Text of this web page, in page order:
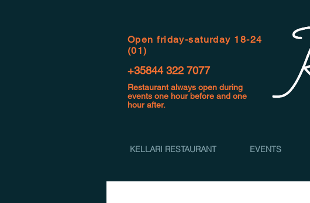
Open friday-saturday 18-24
(01)
+35844 322 7077
Restaurant always open during
events one hour before and one
hour after.
KELLARI RESTAURANT EVENTS